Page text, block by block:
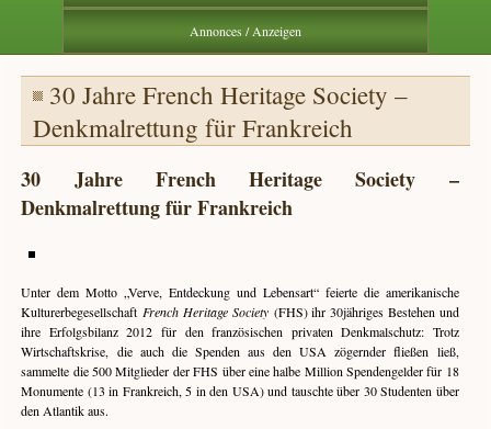
Annonces / Anzeigen
30 Jahre French Heritage Society –
Denkmalrettung für Frankreich
30 Jahre French Heritage Society –
Denkmalrettung für Frankreich
Unter dem Motto „Verve, Entdeckung und Lebensart“ feierte die amerikanische
KulturerbegesellschaftFrench Heritage Society(FHS) ihr 30jähriges Bestehen und
ihre Erfolgsbilanz 2012 für den französischen privaten Denkmalschutz: Trotz
Wirtschaftskrise, die auch die Spenden aus den USA zögernder fließen ließ,
sammelte die 500 Mitglieder der FHS über eine halbe Million Spendengelder für 18
Monumente (13 in Frankreich, 5 in den USA) und tauschte über 30 Studenten über
den Atlantik aus.